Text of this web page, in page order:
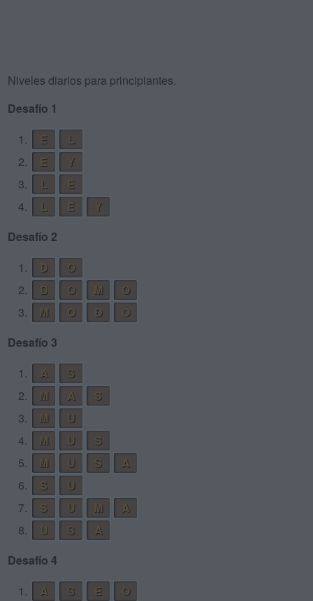
Niveles diarios para principiantes.
Desafío 1
1.
E
L
2.
E
Y
3.
L
E
4.
L E
Y
Desafío 2
1.
D
O
2.
D O M
O
3.
M O D
O
Desafío 3
1.
A
S
2.
M A
S
3.
M
U
4.
M U
S
5.
M U S
A
6.
S
U
7.
S U M
A
8.
U S
A
Desafío 4
1.
A S E
O